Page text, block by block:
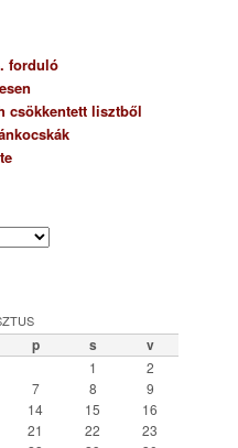
forduló
csökkentett lisztből
p s v
1
2
7 8
9
14 15
16
21 22
23